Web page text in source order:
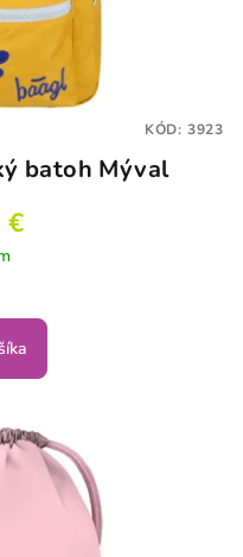
batoh Mýval
€
KÓD: 3923